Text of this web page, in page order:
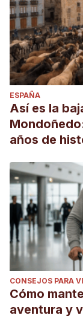
ESPAÑA
Así es la
años de
CONSEJOS PARA
Cómo
aventura y